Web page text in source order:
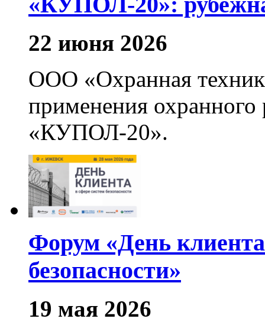
22 июня 2026
ООО «Охранная
применения охранного
«КУПОЛ-20».
Форум «День
безопасности»
19 мая 2026